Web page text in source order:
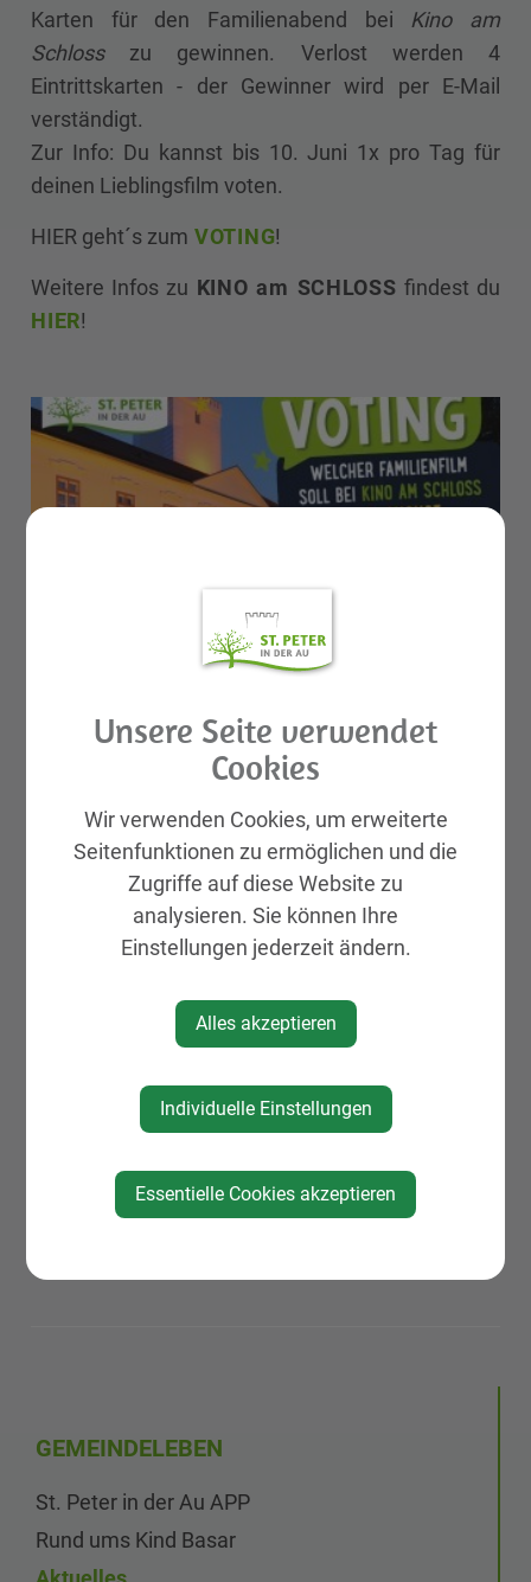
Karten für den Familienabend bei Kino am
Schlosszu gewinnen. Verlost werden 4
Eintrittskarten - der Gewinner wird per E-Mail
verständigt.
Zur Info: Du kannst bis 10. Juni 1x pro Tag für
deinen Lieblingsfilm voten.
HIER geht´s zum VOTING!
Weitere Infos zu KINO am SCHLOSS findest du
HIER!
GEMEINDELEBEN
St. Peter in der Au APP
Rund ums Kind Basar
Unsere Seite verwendet
Cookies
Wir verwenden Cookies, um erweiterte
Seitenfunktionen zu ermöglichen und die
Zugriffe auf diese Website zu
analysieren. Sie können Ihre
Einstellungen jederzeit ändern.
Alles akzeptieren
Individuelle Einstellungen
Essentielle Cookies akzeptieren